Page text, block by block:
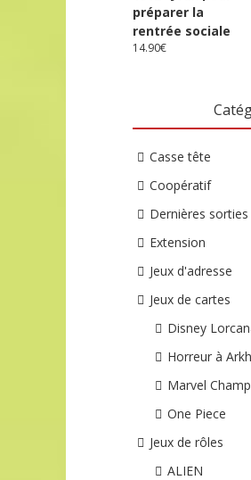
préparer la
rentrée sociale
14.90€
Casse tête
Coopératif
Dernières sorties
Extension
Jeux d'adresse
Jeux de cartes
Disney
Horreur à
Marvel
One Piece
Jeux de rôles
ALIEN